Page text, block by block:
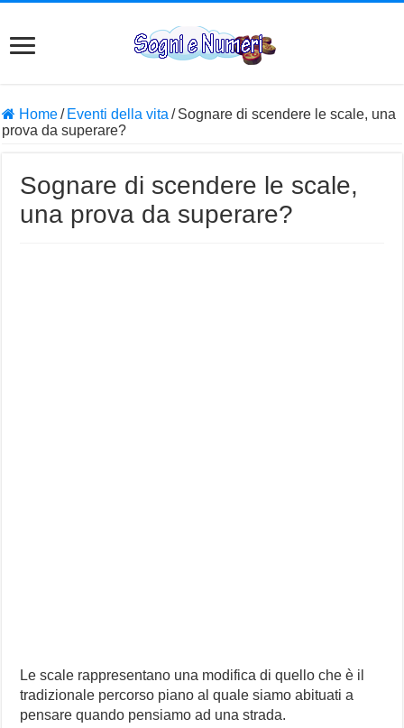
Home/ Eventi della vita / Sognare di scendere le scale, una
prova da superare?
Sognare di scendere le scale,
una prova da superare?
Le scale rappresentano una modifica di quello che è il
tradizionale percorso piano al quale siamo abituati a
pensare quando pensiamo ad una strada.